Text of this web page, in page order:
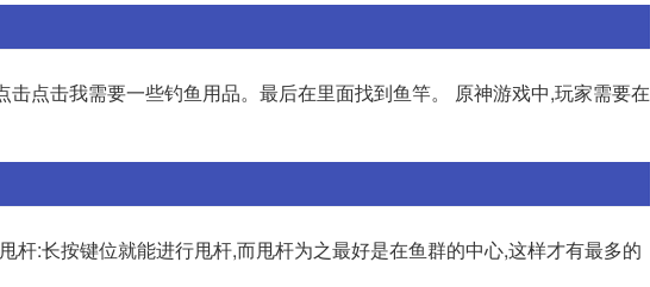
点击我需要一些钓鱼用品。最后在里面找到鱼竿。 原神游戏中,玩家需要在
:长按键位就能进行甩杆,而甩杆为之最好是在鱼群的中心,这样才有最多的